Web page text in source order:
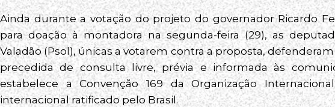
Ainda durante a votação do projeto do governador Ricardo
para doação à montadora na segunda-feira (29), as
Valadão (Psol), únicas a votarem contra a proposta,
precedida de consulta livre, prévia e informada às
estabelece a Convenção 169 da Organização
internacional ratificado pelo Brasil.